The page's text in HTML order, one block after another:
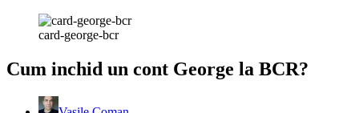
card-george-bcr
Cum inchid un cont George la BCR?